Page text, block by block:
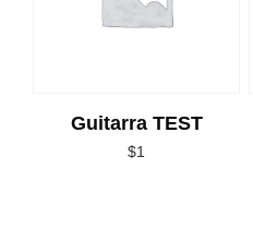
Guitarra TEST
$1